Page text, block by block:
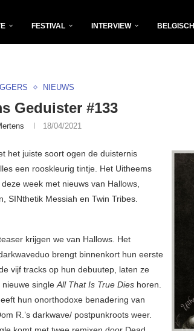
FESTIVAL INTERVIEW BELGISCH
NIEUWS
Geduister #133
18/04/2021
het juiste soort ogen de duisternis
een rooskleurig tintje. Het Uitheems
week met nieuws van Hallows,
SINthetik Messiah en Twin Tribes.
krijgen we van Hallows. Het
brengt binnenkort hun eerste
vijf tracks op hun debuutep, laten ze
nieuwe singleAll That Is True Dies horen.
hun onorthodoxe benadering van
R.’s darkwave/ postpunkroots weer.